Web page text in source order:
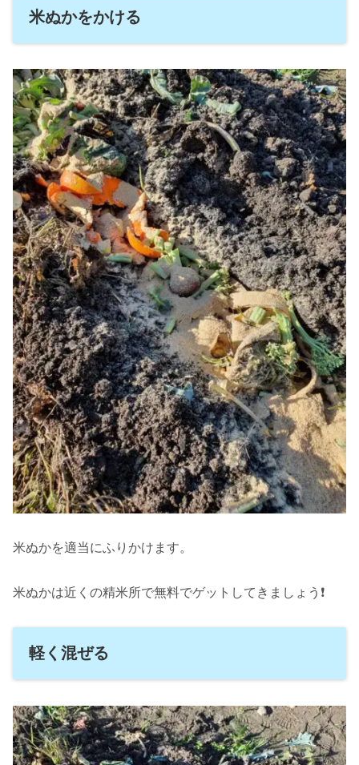
米ぬかをかける
米ぬかを適当にふりかけます。
米ぬかは近くの精米所で無料でゲットしてきましょう❗
軽く混ぜる